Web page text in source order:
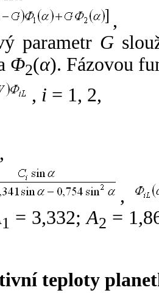
,
parametr G
Φ2(α). Fázovou
, i = 1, 2,
,
,
1 = 3,332;A2 =
teploty